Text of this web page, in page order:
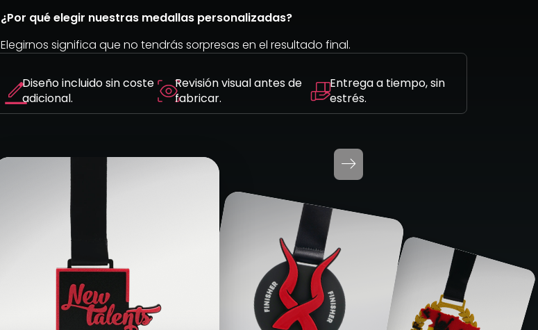
¿Por qué elegir nuestras medallas personalizadas?
Elegirnos significa que no tendrás sorpresas en el resultado final.
Diseño incluido sin coste
adicional.
Revisión visual antes de
fabricar.
Entrega a tiempo, sin
estrés.